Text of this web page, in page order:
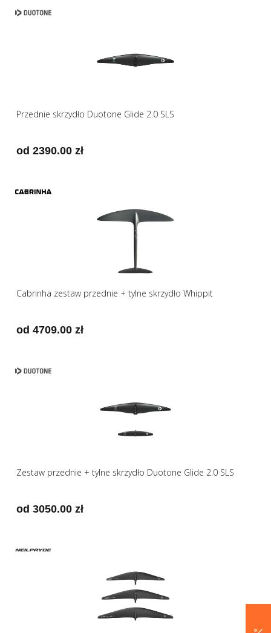
Przednie skrzydło Duotone Glide 2.0 SLS
od 2390.00 zł
Cabrinha zestaw przednie + tylne skrzydło Whippit
od 4709.00 zł
Zestaw przednie + tylne skrzydło Duotone Glide 2.0 SLS
od 3050.00 zł